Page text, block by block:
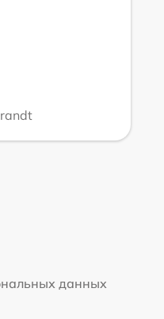
данных